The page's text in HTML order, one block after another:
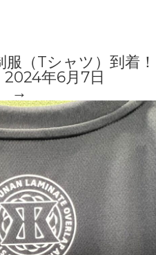
服（Tシャツ）到着
|2024年6月7日
→